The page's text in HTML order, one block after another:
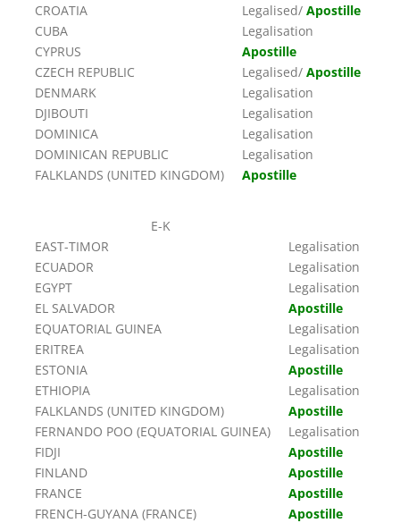
CROATIA
Legalised/ Apostille
CUBA
Legalisation
CYPRUS
Apostille
CZECH REPUBLIC
Legalised/ Apostille
DENMARK
Legalisation
DJIBOUTI
Legalisation
DOMINICA
Legalisation
DOMINICAN REPUBLIC
Legalisation
FALKLANDS (UNITED KINGDOM)
Apostille
E-K
EAST-TIMOR
Legalisation
ECUADOR
Legalisation
EGYPT
Legalisation
EL SALVADOR
Apostille
EQUATORIAL GUINEA
Legalisation
ERITREA
Legalisation
ESTONIA
Apostille
ETHIOPIA
Legalisation
FALKLANDS (UNITED KINGDOM)
Apostille
FERNANDO POO (EQUATORIAL GUINEA)
Legalisation
FIDJI
Apostille
FINLAND
Apostille
FRANCE
Apostille
FRENCH-GUYANA (FRANCE)
Apostille